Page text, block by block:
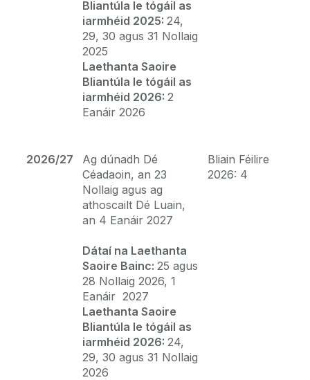
Comhpháirtithe Gnó AD
Ceisteanna Coitianta
Bainistíocht Saolré Conartha Fostaíochta
Bliantúla le tógáil as
iarmhéid 2025: 24,
29, 30 agus 31 Nollaig
2025
Laethanta Saoire
Bliantúla le tógáil as
iarmhéid 2026: 2
Eanáir 2026
2026/27
Ag dúnadh Dé
Céadaoin, an 23
Nollaig agus ag
athoscailt Dé Luain,
an 4 Eanáir 2027
Dátaí na Laethanta
Saoire Bainc: 25 agus
28 Nollaig 2026, 1
Eanáir 2027
Laethanta Saoire
Bliantúla le tógáil as
iarmhéid 2026: 24,
29, 30 agus 31 Nollaig
2026
Bliain Féilire
2026: 4